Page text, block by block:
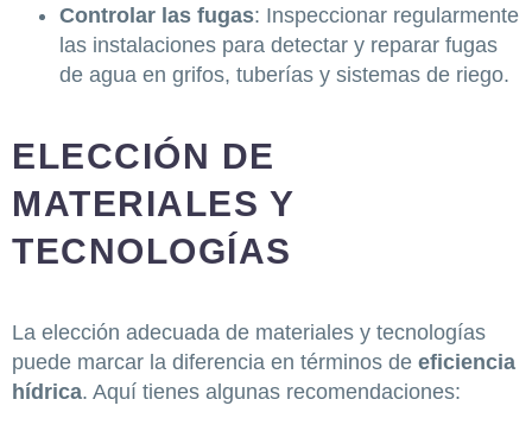
Controlar las fugas: Inspeccionar regularmente
las instalaciones para detectar y reparar fugas
de agua en grifos, tuberías y sistemas de riego.
ELECCIÓN DE
MATERIALES Y
TECNOLOGÍAS
La elección adecuada de materiales y tecnologías
puede marcar la diferencia en términos de eficiencia
hídrica. Aquí tienes algunas recomendaciones: